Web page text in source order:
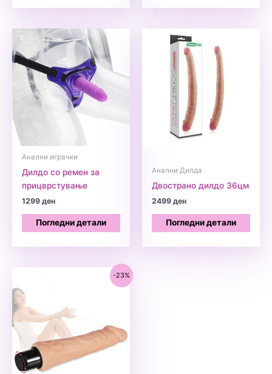
Анални играчки
Дилдо со ремен за
прицврстување
1299ден
Погледни детали
Анални Дилда
Двострано дилдо 36цм
2499ден
Погледни детали
-23%